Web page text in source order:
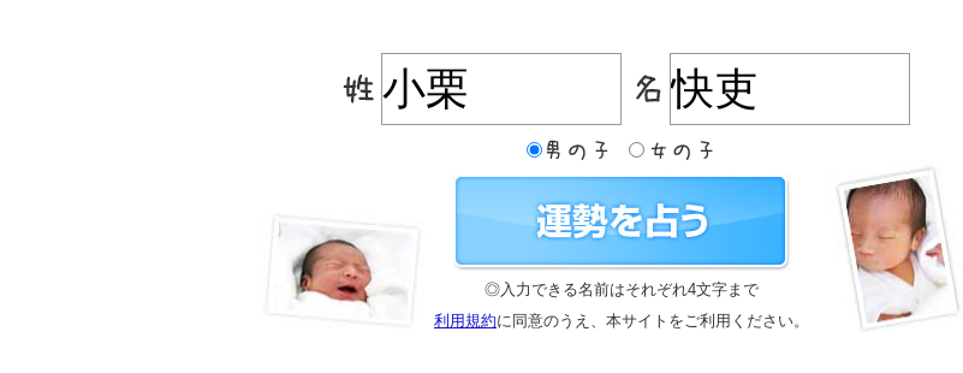
◎入力できる名前はそれぞれ4文字まで
利用規約に同意のうえ、本サイトをご利用ください。